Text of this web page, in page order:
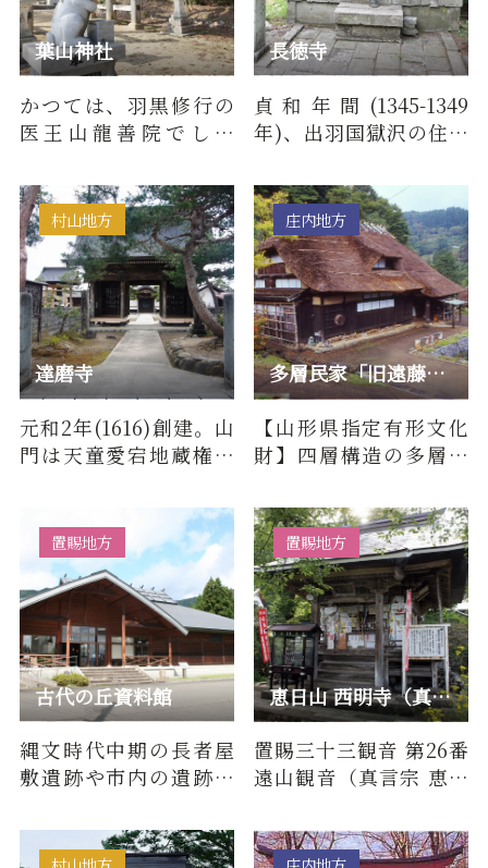
葉山神社
かつては、羽黒修行の
医王山龍善院でした
葉山神社になりまし
た。（置賜…
長徳寺
貞和年間(1345-1349
年)、出羽国獄沢の住人
遊びのとき、川南の山に
根元が…
達磨寺
村山地方
元和2年(1616)創建。山
門は天童愛宕地蔵権現
令により譲り受け建
立。江…
多層民家「旧遠藤家住宅」
庄内地方
【山形県指定有形文化
財】四層構造の多層民
いる田麦俣地区。緑の
中に茅葺…
古代の丘資料館
置賜地方
縄文時代中期の長者屋
敷遺跡や市内の遺跡か
ている施設。付近には
「縄文そ…
恵日山 西明寺（真言宗）/ 置賜三十三観音 第26番 遠山観音
置賜地方
置賜三十三観音 第26番
遠山観音（真言宗 恵日
百物語（由来・歴史）
本尊…